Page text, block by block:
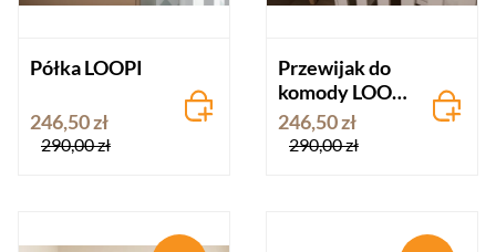
Półka LOOPI
246,50 zł
290,00 zł
Przewijak do
komody LOOPI
- biały
246,50 zł
290,00 zł